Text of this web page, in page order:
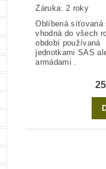
Záruka: 2 roky
Oblíbená síťovaná
vhodná do všech
období používaná
jednotkami SAS
armádami .